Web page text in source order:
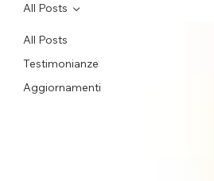
All Posts
Testimonianze
Aggiornamenti
All Posts